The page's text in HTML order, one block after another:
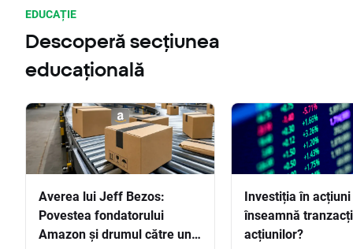
EDUCAȚIE
Descoperă secțiunea
educațională
Averea lui Jeff Bezos:
Povestea fondatorului
Amazon și drumul către una
Investiția în
înseamnă
acțiunilor?